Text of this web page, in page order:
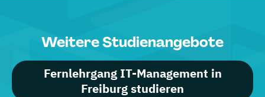
Weitere Studienangebote
Fernlehrgang IT-Management in
Freiburg studieren